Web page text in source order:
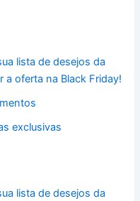
lista de desejos da
a oferta na Black Friday!
exclusivas
lista de desejos da